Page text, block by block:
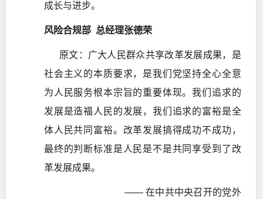
成长与进步。
风险合规部 总经理张德荣
原文：广大人民群众共享改革发展成果，是
社会主义的本质要求，是我们党坚持全心全意
为人民服务根本宗旨的重要体现。我们追求的
发展是造福人民的发展，我们追求的富裕是全
体人民共同富裕。改革发展搞得成功不成功，
最终的判断标准是人民是不是共同享受到了改
革发展成果。
—— 在中共中央召开的党外